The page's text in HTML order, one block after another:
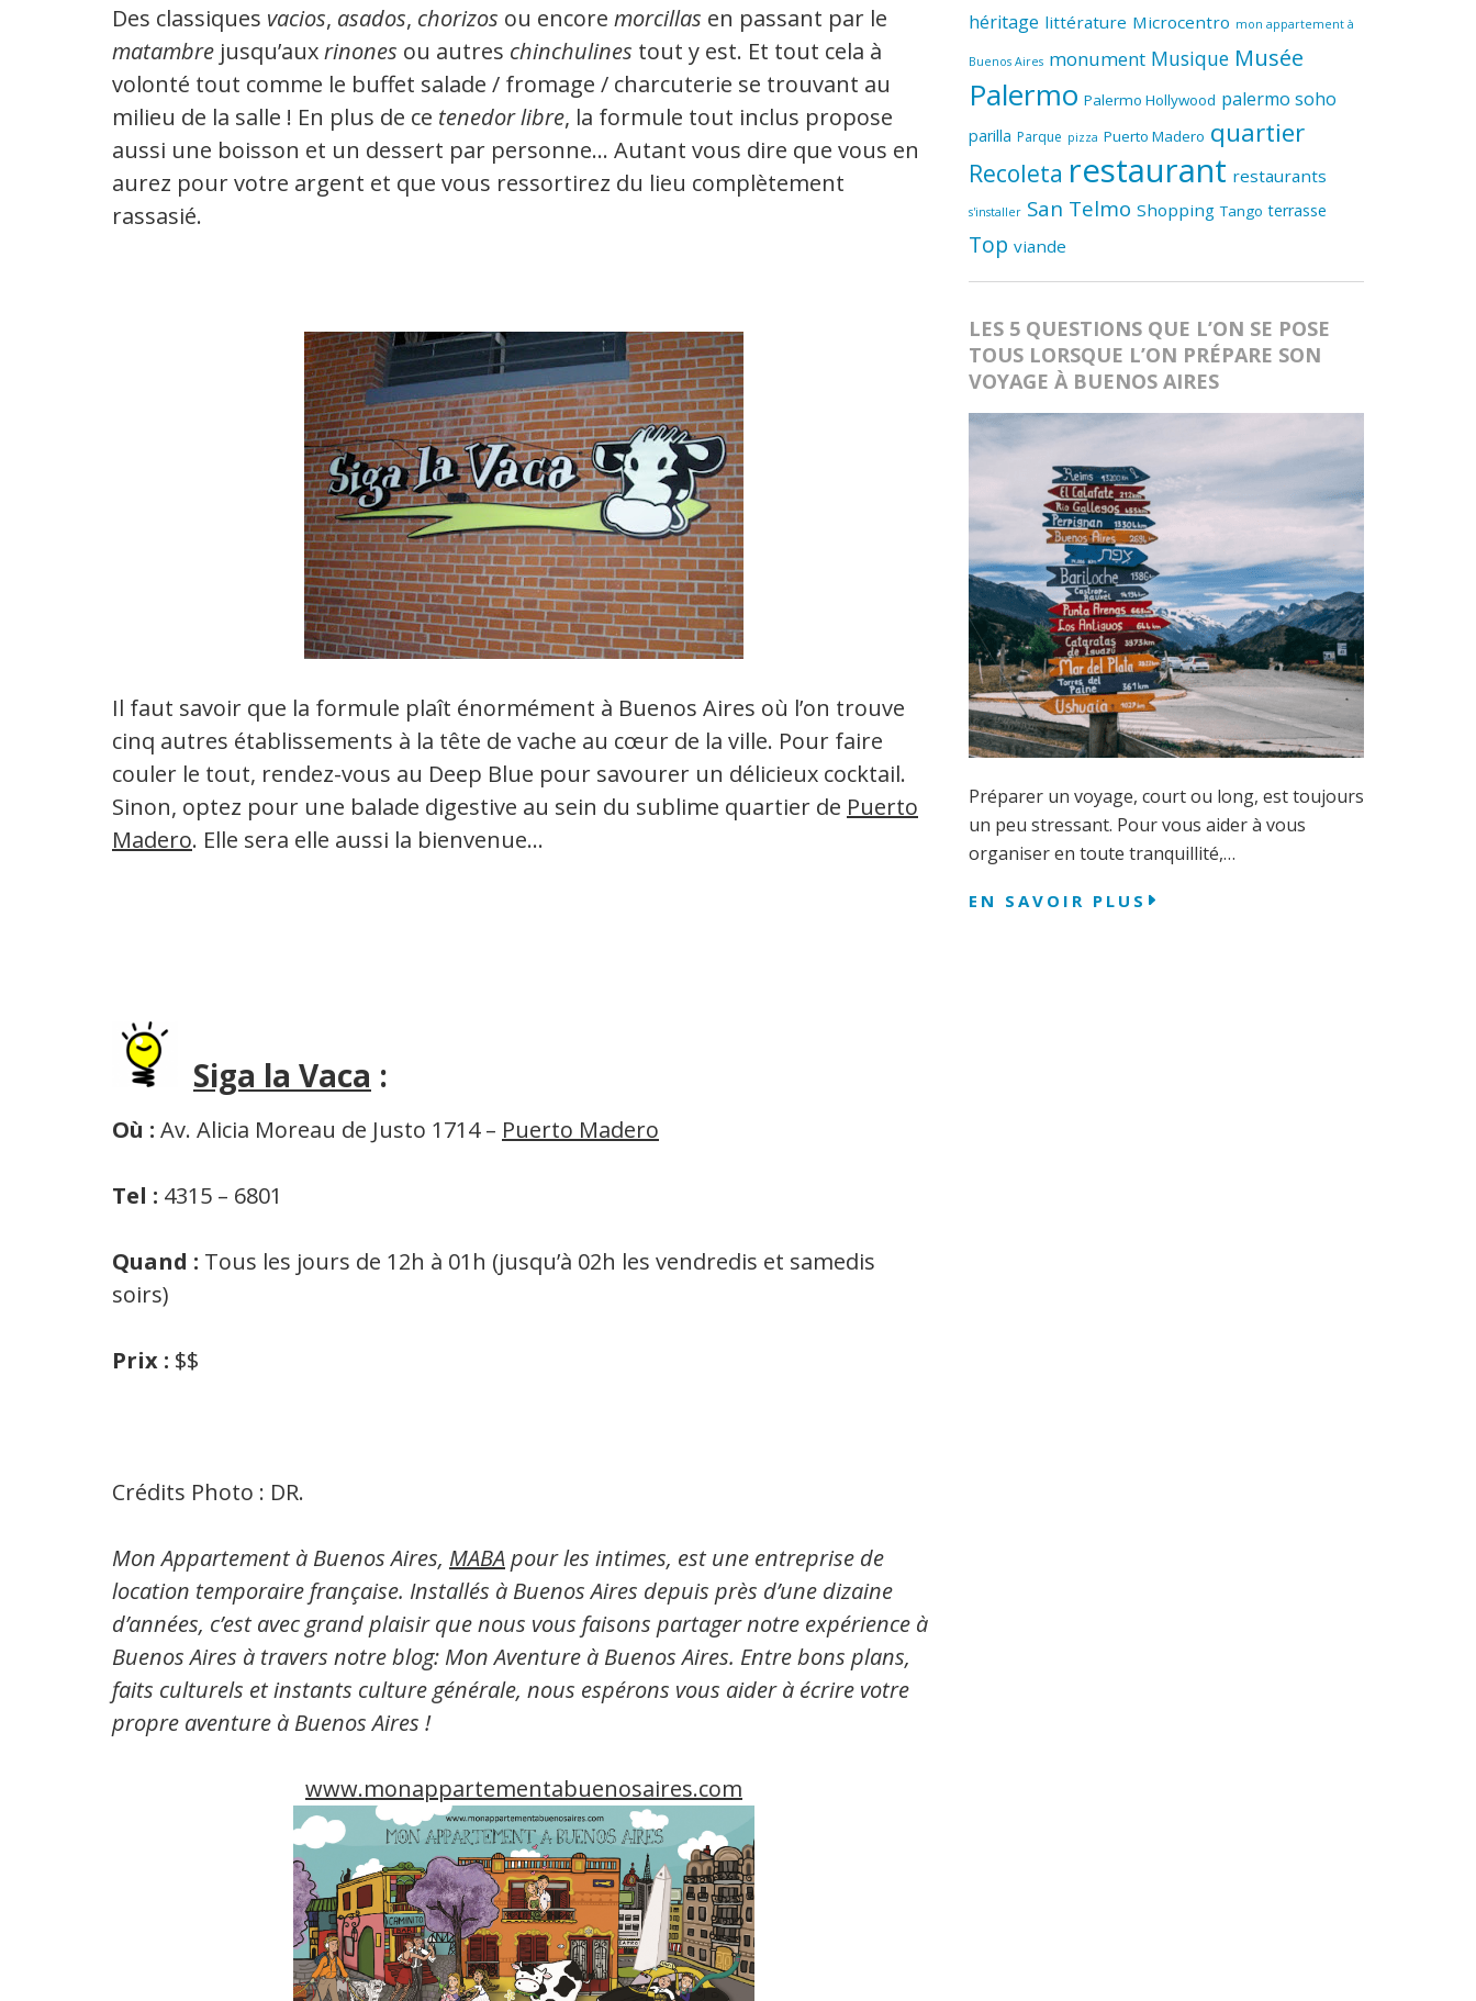
Des classiques vacios, asados, chorizos ou encore morcillas en passant par le
matambre jusqu’auxrinones ou autres chinchulines tout y est. Et tout cela à
volonté tout comme le buffet salade / fromage / charcuterie se trouvant au
milieu de la salle ! En plus de ce tenedor libre, la formule tout inclus propose
aussi une boisson et un dessert par personne… Autant vous dire que vous en
aurez pour votre argent et que vous ressortirez du lieu complètement
rassasié.
Il faut savoir que la formule plaît énormément à Buenos Aires où l’on trouve
cinq autres établissements à la tête de vache au cœur de la ville. Pour faire
couler le tout, rendez-vous au Deep Blue pour savourer un délicieux cocktail.
Sinon, optez pour une balade digestive au sein du sublime quartier de Puerto
Madero. Elle sera elle aussi la bienvenue…
Siga la Vaca :
Où : Av. Alicia Moreau de Justo 1714 – Puerto Madero
Tel : 4315 – 6801
Quand : Tous les jours de 12h à 01h (jusqu’à 02h les vendredis et samedis
soirs)
Prix : $$
Crédits Photo : DR.
Mon Appartement à Buenos Aires, MABApour les intimes, est une entreprise de
location temporaire française. Installés à Buenos Aires depuis près d’une dizaine
d’années, c’est avec grand plaisir que nous vous faisons partager notre expérience à
Buenos Aires à travers notre blog: Mon Aventure à Buenos Aires. Entre bons plans,
faits culturels et instants culture générale, nous espérons vous aider à écrire votre
propre aventure à Buenos Aires !
www.monappartementabuenosaires.com
héritage littérature Microcentro mon appartement à
Buenos Aires monument Musique Musée
Palermo Palermo Hollywood palermo soho
parilla Parque pizza Puerto Madero quartier
Recoleta restaurant restaurants
s'installer San Telmo Shopping Tango terrasse
Top viande
LES 5 QUESTIONS QUE L’ON SE POSE
TOUS LORSQUE L’ON PRÉPARE SON
VOYAGE À BUENOS AIRES
Préparer un voyage, court ou long, est toujours
un peu stressant. Pour vous aider à vous
organiser en toute tranquillité,…
EN SAVOIR PLUS